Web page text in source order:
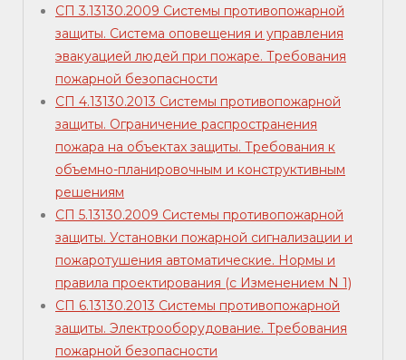
СП 3.13130.2009 Системы противопожарной
защиты. Система оповещения и управления
эвакуацией людей при пожаре. Требования
пожарной безопасности
СП 4.13130.2013 Системы противопожарной
защиты. Ограничение распространения
пожара на объектах защиты. Требования к
объемно-планировочным и конструктивным
решениям
СП 5.13130.2009 Системы противопожарной
защиты. Установки пожарной сигнализации и
пожаротушения автоматические. Нормы и
правила проектирования (с Изменением N 1)
СП 6.13130.2013 Системы противопожарной
защиты. Электрооборудование. Требования
пожарной безопасности